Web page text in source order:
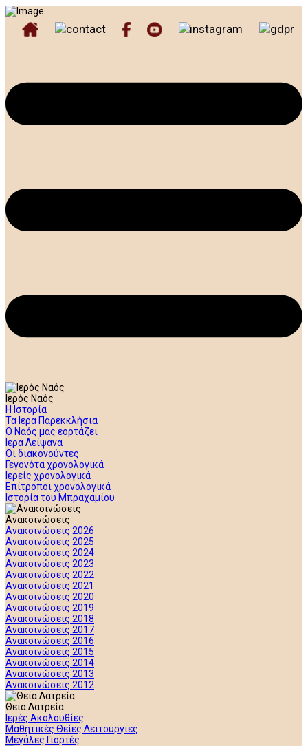
Ιερός Ναός
Η Ιστορία
Τα Ιερά Παρεκκλήσια
Ο Ναός μας εορτάζει
Ιερά Λείψανα
Οι διακονούντες
Γεγονότα χρονολογικά
Ιερείς χρονολογικά
Επίτροποι χρονολογικά
Ιστορία του Μπραχαμίου
Ανακοινώσεις
Ανακοινώσεις 2026
Ανακοινώσεις 2025
Ανακοινώσεις 2024
Ανακοινώσεις 2023
Ανακοινώσεις 2022
Ανακοινώσεις 2021
Ανακοινώσεις 2020
Ανακοινώσεις 2019
Ανακοινώσεις 2018
Ανακοινώσεις 2017
Ανακοινώσεις 2016
Ανακοινώσεις 2015
Ανακοινώσεις 2014
Ανακοινώσεις 2013
Ανακοινώσεις 2012
Θεία Λατρεία
Ιερές Ακολουθίες
Μαθητικές Θείες Λειτουργίες
Μεγάλες Γιορτές